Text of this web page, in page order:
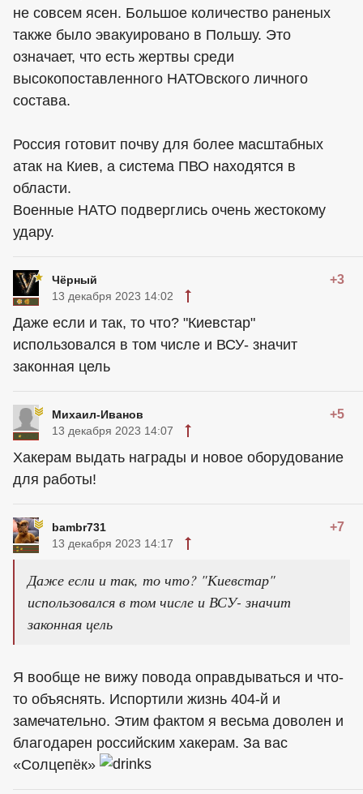
не совсем ясен. Большое количество раненых
также было эвакуировано в Польшу. Это
означает, что есть жертвы среди
высокопоставленного НАТОвского личного
состава.
Россия готовит почву для более масштабных
атак на Киев, а система ПВО находятся в
области.
Военные НАТО подверглись очень жестокому
удару.
Чёрный +3
13 декабря 2023 14:02
Даже если и так, то что? "Киевстар"
использовался в том числе и ВСУ- значит
законная цель
Михаил-Иванов +5
13 декабря 2023 14:07
Хакерам выдать награды и новое оборудование
для работы!
bambr731 +7
13 декабря 2023 14:17
Даже если и так, то что? "Киевстар"
использовался в том числе и ВСУ- значит
законная цель
Я вообще не вижу повода оправдываться и что-
то объяснять. Испортили жизнь 404-й и
замечательно. Этим фактом я весьма доволен и
благодарен российским хакерам. За вас
«Солцепёк»